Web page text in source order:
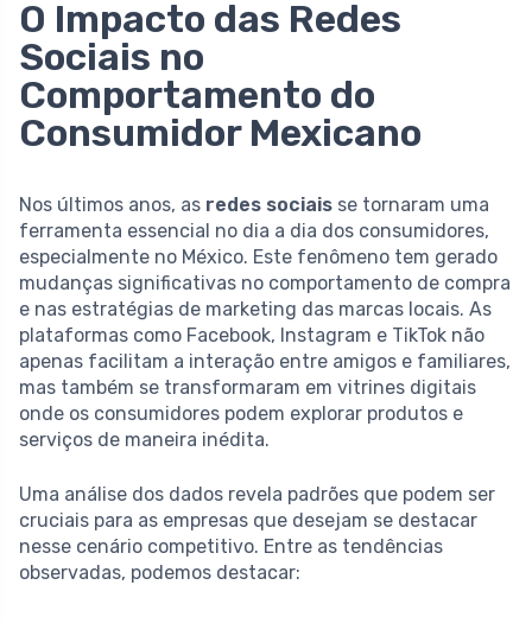
O Impacto das Redes
Sociais no
Comportamento do
Consumidor Mexicano
Nos últimos anos, as redes sociais se tornaram uma
ferramenta essencial no dia a dia dos consumidores,
especialmente no México. Este fenômeno tem gerado
mudanças significativas no comportamento de compra
e nas estratégias de marketing das marcas locais. As
plataformas como Facebook, Instagram e TikTok não
apenas facilitam a interação entre amigos e familiares,
mas também se transformaram em vitrines digitais
onde os consumidores podem explorar produtos e
serviços de maneira inédita.
Uma análise dos dados revela padrões que podem ser
cruciais para as empresas que desejam se destacar
nesse cenário competitivo. Entre as tendências
observadas, podemos destacar: